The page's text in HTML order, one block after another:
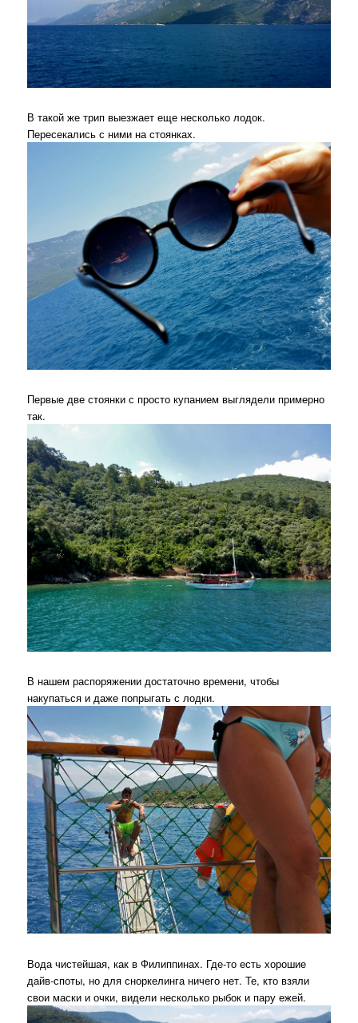
В такой же трип выезжает еще несколько лодок.
Пересекались с ними на стоянках.
Первые две стоянки с просто купанием выглядели примерно
так.
В нашем распоряжении достаточно времени, чтобы
накупаться и даже попрыгать с лодки.
Вода чистейшая, как в Филиппинах. Где-то есть хорошие
дайв-споты, но для сноркелинга ничего нет. Те, кто взяли
свои маски и очки, видели несколько рыбок и пару ежей.